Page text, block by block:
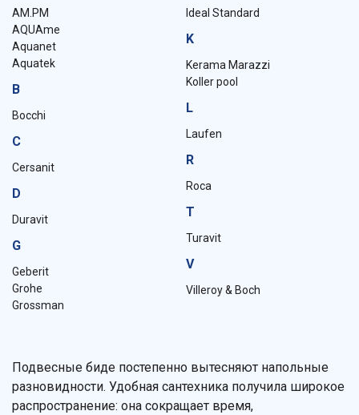
AM.PM
AQUAme
Aquanet
Aquatek
B
Bocchi
C
Cersanit
D
Duravit
G
Geberit
Grohe
Grossman
Ideal Standard
K
Kerama Marazzi
Koller pool
L
Laufen
R
Roca
T
Turavit
V
Villeroy & Boch
Подвесные биде постепенно вытесняют напольные
разновидности. Удобная сантехника получила широкое
распространение: она сокращает время,